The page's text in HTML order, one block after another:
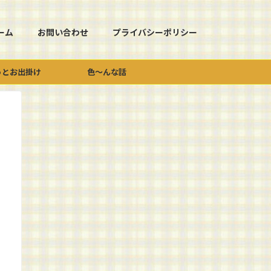
ム お問い合わせ プライバシーポリシー
お出掛け 色～んな話